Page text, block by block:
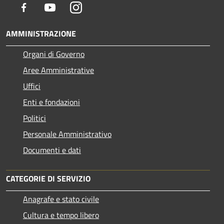
Facebook YoutubeInstagram
AMMINISTRAZIONE
Organi di Governo
Aree Amministrative
Uffici
Enti e fondazioni
Politici
Personale Amministrativo
Documenti e dati
CATEGORIE DI SERVIZIO
Anagrafe e stato civile
Cultura e tempo libero